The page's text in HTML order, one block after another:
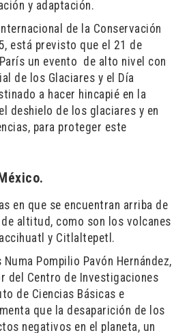
y adaptación.
de la Conservación
está previsto que el 21 de
un evento de alto nivel con
de los Glaciares y el Día
a hacer hincapié en la
deshielo de los glaciares y en
para proteger este
en que se encuentran arriba de
altitud, como son los volcanes
y Citlaltepetl.
Pompilio Pavón Hernández,
del Centro de Investigaciones
de Ciencias Básicas e
que la desaparición de los
negativos en el planeta, un